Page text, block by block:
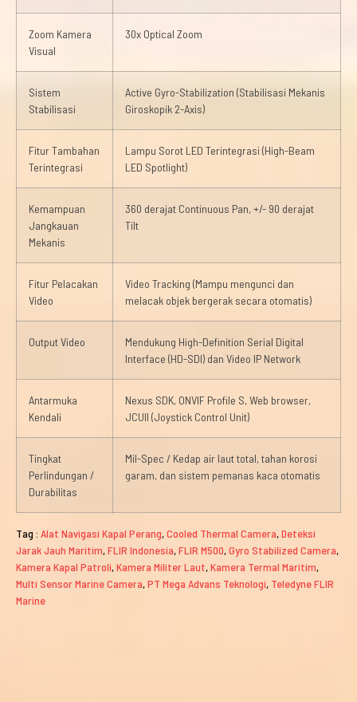
Zoom Kamera
Visual
30x Optical Zoom
Sistem
Stabilisasi
Active Gyro-Stabilization (Stabilisasi Mekanis
Giroskopik 2-Axis)
Fitur Tambahan
Terintegrasi
Lampu Sorot LED Terintegrasi (High-Beam
LED Spotlight)
Kemampuan
Jangkauan
Mekanis
360 derajat Continuous Pan, +/- 90 derajat
Tilt
Fitur Pelacakan
Video
Video Tracking (Mampu mengunci dan
melacak objek bergerak secara otomatis)
Output Video
Mendukung High-Definition Serial Digital
Interface (HD-SDI) dan Video IP Network
Antarmuka
Kendali
Nexus SDK, ONVIF Profile S, Web browser,
JCUII (Joystick Control Unit)
Tingkat
Perlindungan /
Durabilitas
Mil-Spec / Kedap air laut total, tahan korosi
garam, dan sistem pemanas kaca otomatis
Tag : Alat Navigasi Kapal Perang,Cooled Thermal Camera,Deteksi
Jarak Jauh Maritim,FLIR Indonesia,FLIR M500,Gyro Stabilized Camera,
Kamera Kapal Patroli,Kamera Militer Laut,Kamera Termal Maritim,
Multi Sensor Marine Camera,PT Mega Advans Teknologi, Teledyne FLIR
Marine